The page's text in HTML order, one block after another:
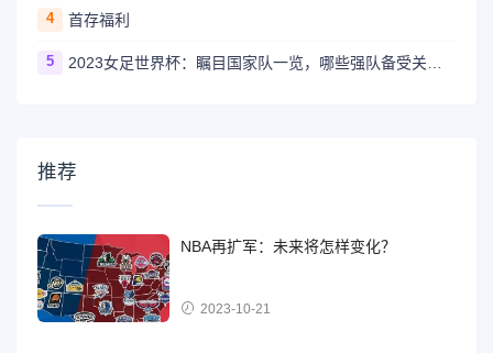
4 首存福利
5
推荐
NBA再扩军：未来将怎样变化？
2023-10-21